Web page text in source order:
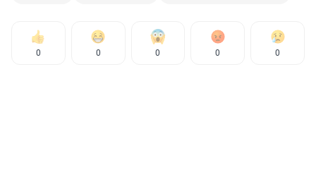
0 0 0 0 0